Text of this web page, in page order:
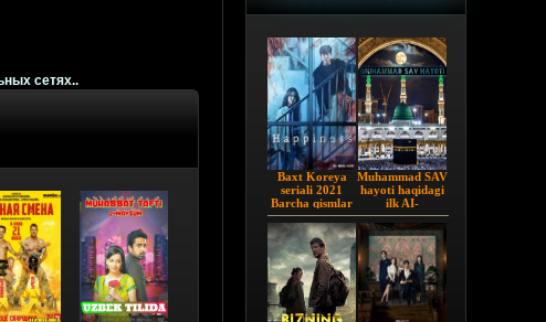
Baxt Koreya
seriali 2021
Barcha qismlar
Uzbekcha
tarjima
Muhammad SAV
hayoti haqidagi
ilk AI-
vizuallashtirilgan
serial! - Yo
Rasululloh |
Barcha qismi
сетях..